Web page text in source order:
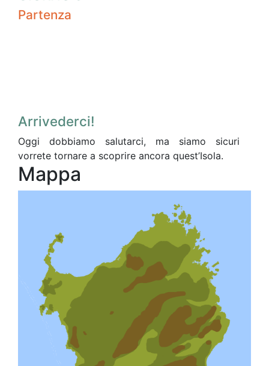
Partenza
Arrivederci!
Oggi dobbiamo salutarci, ma siamo sicuri
vorrete tornare a scoprire ancora quest’Isola.
Mappa